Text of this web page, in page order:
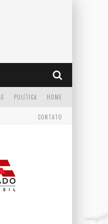
HOME
POLÍTICA
CONTATO